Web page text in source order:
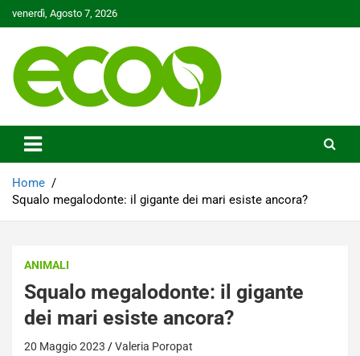
to
venerdì, Agosto 7, 2026
Ecoo.it
Home
Squalo megalodonte: il gigante dei mari esiste ancora?
ANIMALI
Squalo megalodonte: il gigante
dei mari esiste ancora?
20 Maggio 2023 Valeria Poropat